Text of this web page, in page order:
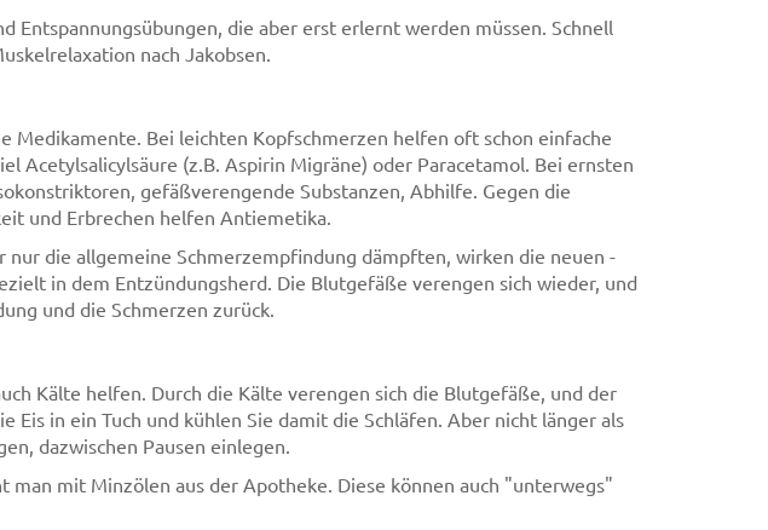
Entspannungsübungen, die aber erst erlernt werden müssen. Schnell
nach Jakobsen.
Medikamente. Bei leichten Kopfschmerzen helfen oft schon einfache
Acetylsalicylsäure (z.B. Aspirin Migräne) oder Paracetamol. Bei ernsten
gefäßverengende Substanzen, Abhilfe. Gegen die
und Erbrechen helfen Antiemetika.
die allgemeine Schmerzempfindung dämpften, wirken die neuen -
in dem Entzündungsherd. Die Blutgefäße verengen sich wieder, und
und die Schmerzen zurück.
Kälte helfen. Durch die Kälte verengen sich die Blutgefäße, und der
Eis in ein Tuch und kühlen Sie damit die Schläfen. Aber nicht länger als
dazwischen Pausen einlegen.
man mit Minzölen aus der Apotheke. Diese können auch "unterwegs"